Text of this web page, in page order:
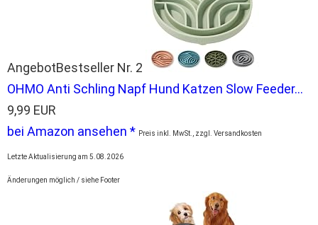
AngebotBestseller Nr. 2
OHMO Anti Schling Napf Hund Katzen Slow Feeder...
9,99 EUR
bei Amazon ansehen * Preis inkl. MwSt., zzgl. Versandkosten
Letzte Aktualisierung am 5.08.2026
Änderungen möglich / siehe Footer